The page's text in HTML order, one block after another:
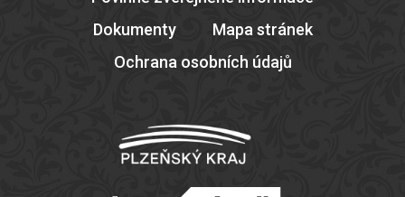
Dokumenty
Mapa stránek
Ochrana osobních údajů